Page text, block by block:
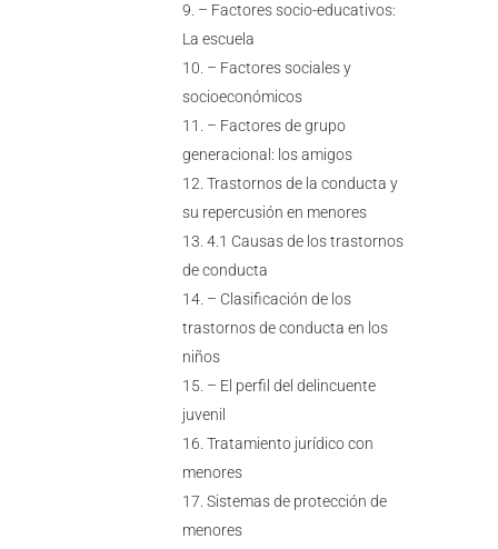
– Factores socio-educativos:
La escuela
– Factores sociales y
socioeconómicos
– Factores de grupo
generacional: los amigos
Trastornos de la conducta y
su repercusión en menores
4.1 Causas de los trastornos
de conducta
– Clasificación de los
trastornos de conducta en los
niños
– El perfil del delincuente
juvenil
Tratamiento jurídico con
menores
Sistemas de protección de
menores